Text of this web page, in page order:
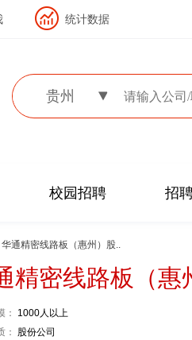
统计数据
贵州
校园招聘 招
华通精密线路板（惠州）股..
精密线路板（惠
：
1000人以上
：
股份公司